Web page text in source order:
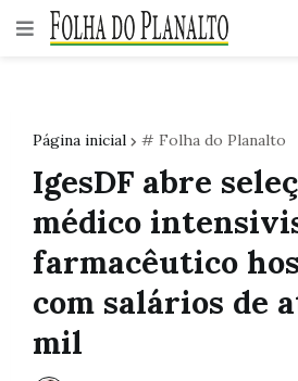
Página inicial # Folha do Planalto
IgesDF abre
médico
farmacêutico
com salários de
mil